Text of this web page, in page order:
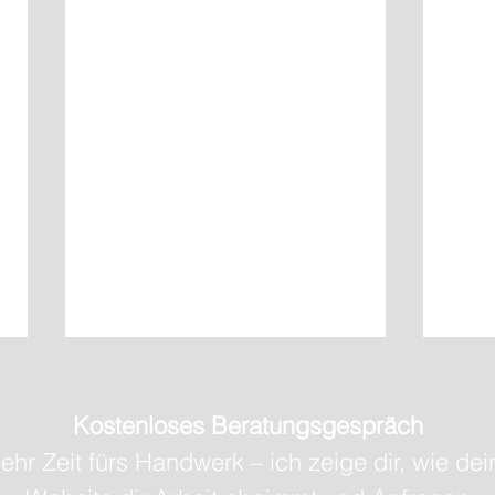
Kostenloses Beratungsgespräch
Zeit fürs Handwerk – ich zeige dir, wie